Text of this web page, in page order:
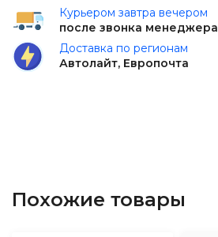
Курьером завтра вечером
после звонка менеджера
Доставка по регионам
Автолайт, Европочта
Похожие товары